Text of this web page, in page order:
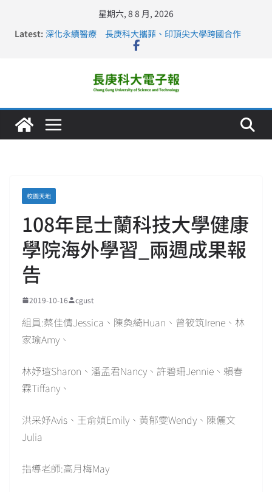
星期六, 8 8 月, 2026
Latest: 深化永續醫療 長庚科大攜菲、印頂尖大學跨國合作
長庚科大訪凱瑟醫療集團、美容學校收穫豐
仁德醫專與長庚科大締結策略聯盟 培育護理尖兵
長庚科大連四年穩居《遠見》醫學大學第5名 辦學實力再
校園天地
108年昆士蘭科技大學健康
學院海外學習_兩週成果報
告
2019-10-16 cgust
組員:蔡佳倩Jessica、陳奐綺Huan、曾筱筑Irene、林
家瑜Amy、
林妤瑄Sharon、潘孟君Nancy、許碧珊Jennie、賴春
霖Tiffany、
洪采妤Avis、王俞媜Emily、黃郁雯Wendy、陳儷文
Julia
指導老師:高月梅May